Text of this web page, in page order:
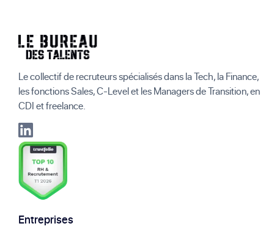
Le collectif de recruteurs spécialisés dans la Tech, la Finance,
les fonctions Sales, C-Level et les Managers de Transition, en
CDI et freelance.
Entreprises